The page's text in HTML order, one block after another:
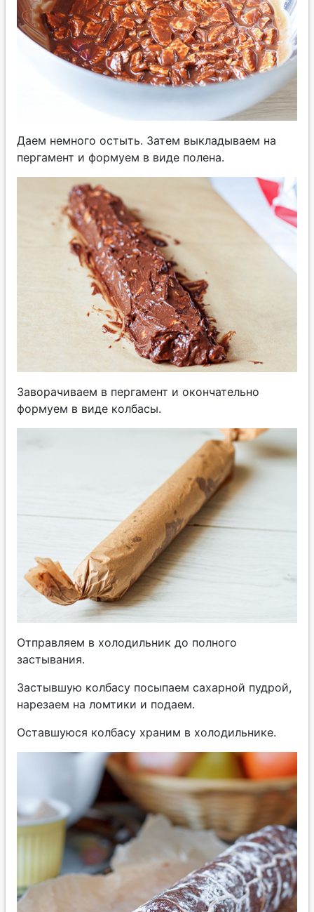
Даем немного остыть. Затем выкладываем на
пергамент и формуем в виде полена.
Заворачиваем в пергамент и окончательно
формуем в виде колбасы.
Отправляем в холодильник до полного
застывания.
Застывшую колбасу посыпаем сахарной пудрой,
нарезаем на ломтики и подаем.
Оставшуюся колбасу храним в холодильнике.